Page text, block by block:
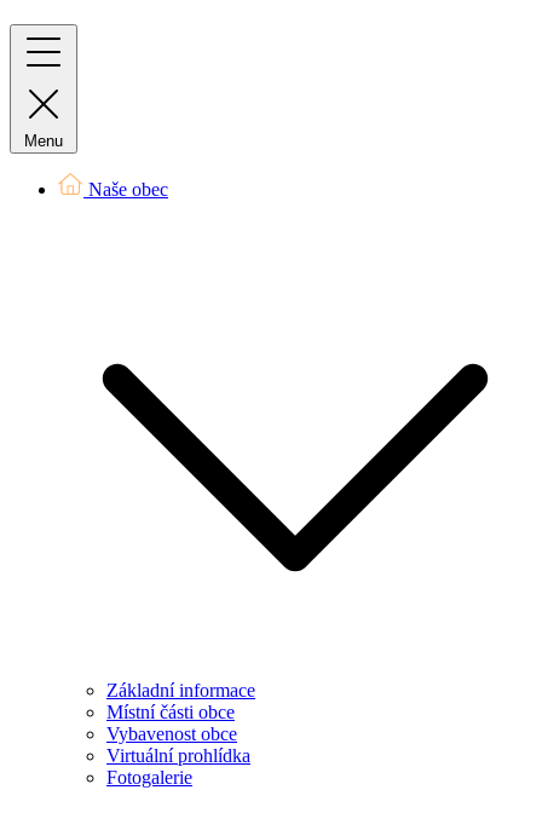
Menu
Naše obec
Základní informace
Místní části obce
Vybavenost obce
Virtuální prohlídka
Fotogalerie